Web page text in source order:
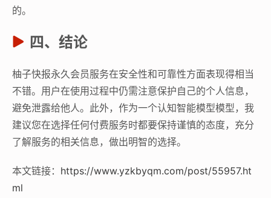
的。
四、结论
柚子快报永久会员服务在安全性和可靠性方面表现得相当
不错。用户在使用过程中仍需注意保护自己的个人信息，
避免泄露给他人。此外，作为一个认知智能模型模型，我
建议您在选择任何付费服务时都要保持谨慎的态度，充分
了解服务的相关信息，做出明智的选择。
本文链接： https://www.yzkbyqm.com/post/55957.ht
ml